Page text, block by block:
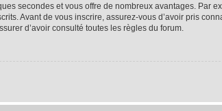
secondes et vous offre de nombreux avantages. Par
Avant de vous inscrire, assurez-vous d’avoir pris
d’avoir consulté toutes les règles du forum.